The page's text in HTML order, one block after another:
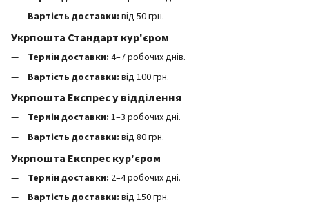
Вартість доставки: від 50 грн.
Укрпошта Стандарт кур'єром
Термін доставки: 4–7 робочих днів.
Вартість доставки: від 100 грн.
Укрпошта Експрес у відділення
Термін доставки: 1–3 робочих дні.
Вартість доставки: від 80 грн.
Укрпошта Експрес кур'єром
Термін доставки: 2–4 робочих дні.
Вартість доставки: від 150 грн.